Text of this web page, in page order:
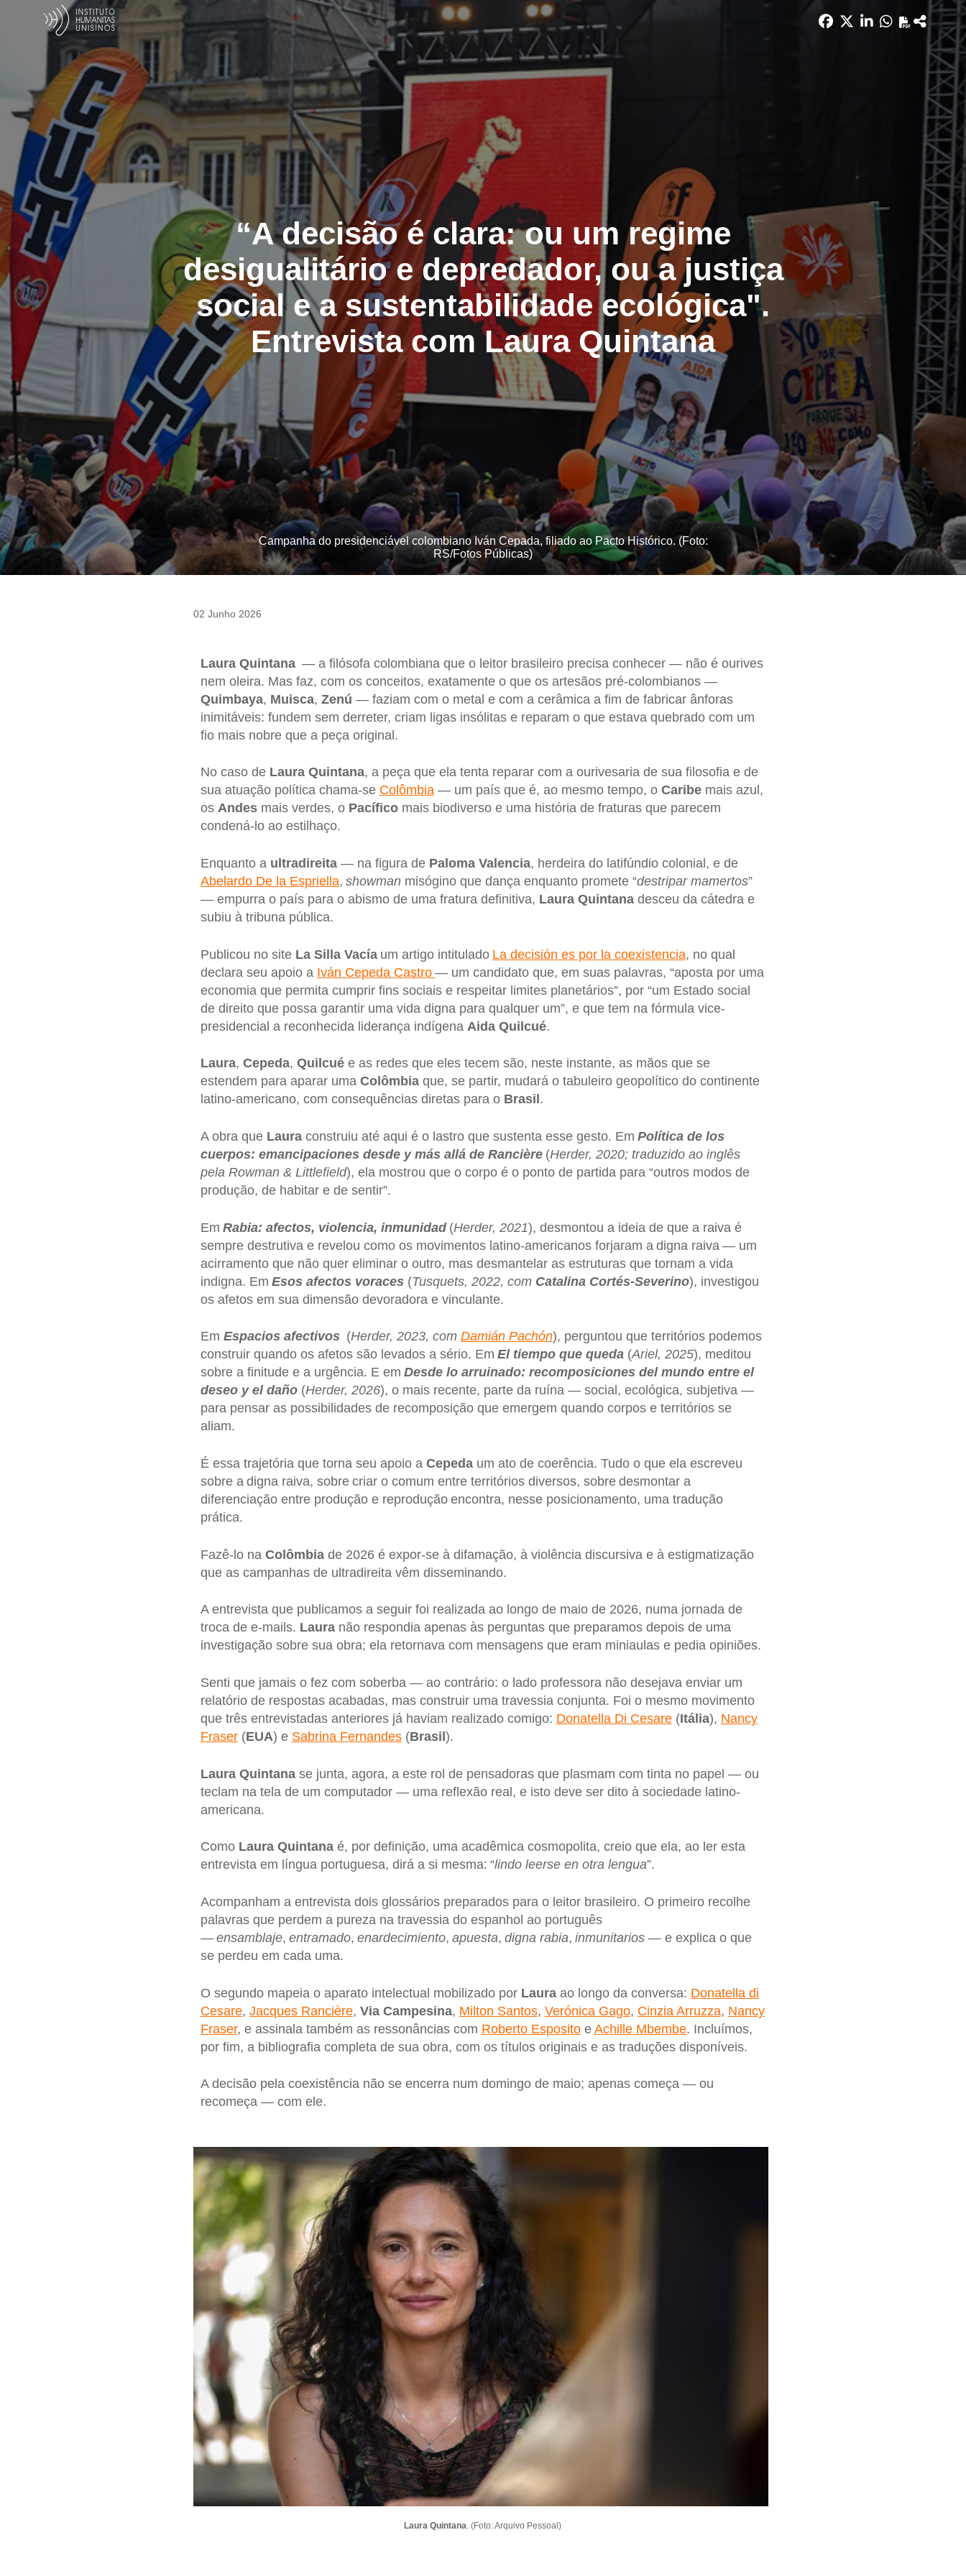
“A decisão é clara: ou um regime
desigualitário e depredador, ou a justiça
social e a sustentabilidade ecológica".
Entrevista com Laura Quintana
Campanha do presidenciável colombiano Iván Cepada, filiado ao Pacto Histórico. (Foto:
RS/Fotos Públicas)
02 Junho 2026
Laura Quintana— a filósofa colombiana que o leitor brasileiro precisa conhecer — não é ourives
nem oleira. Mas faz, com os conceitos, exatamente o que os artesãos pré-colombianos —
Quimbaya, Muisca, Zenú — faziam com o metal e com a cerâmica a fim de fabricar ânforas
inimitáveis: fundem sem derreter, criam ligas insólitas e reparam o que estava quebrado com um
fio mais nobre que a peça original.
No caso de Laura Quintana, a peça que ela tenta reparar com a ourivesaria de sua filosofia e de
sua atuação política chama-se Colômbia— um país que é, ao mesmo tempo, o Caribemais azul,
os Andesmais verdes, o Pacíficomais biodiverso e uma história de fraturas que parecem
condená-lo ao estilhaço.
Enquanto a ultradireita— na figura de Paloma Valencia, herdeira do latifúndio colonial, e de
Abelardo De la Espriella, showman misógino que dança enquanto promete “destripar mamertos”
— empurra o país para o abismo de uma fratura definitiva, Laura Quintanadesceu da cátedra e
subiu à tribuna pública.
Publicou no site La Silla Vacía um artigo intitulado La decisión es por la coexistencia, no qual
declara seu apoio a Iván Cepeda Castro — um candidato que, em suas palavras, “aposta por uma
economia que permita cumprir fins sociais e respeitar limites planetários”, por “um Estado social
de direito que possa garantir uma vida digna para qualquer um”, e que tem na fórmula vice-
presidencial a reconhecida liderança indígena Aida Quilcué.
Laura, Cepeda, Quilcuée as redes que eles tecem são, neste instante, as mãos que se
estendem para aparar uma Colômbiaque, se partir, mudará o tabuleiro geopolítico do continente
latino-americano, com consequências diretas para o Brasil .
A obra que Lauraconstruiu até aqui é o lastro que sustenta esse gesto. Em Política de los
cuerpos: emancipaciones desde y más allá de Rancière (Herder, 2020; traduzido ao inglês
pela Rowman & Littlefield), ela mostrou que o corpo é o ponto de partida para “outros modos de
produção, de habitar e de sentir”.
Em Rabia: afectos, violencia, inmunidad (Herder, 2021), desmontou a ideia de que a raiva é
sempre destrutiva e revelou como os movimentos latino-americanos forjaram a digna raiva — um
acirramento que não quer eliminar o outro, mas desmantelar as estruturas que tornam a vida
indigna. Em Esos afectos voraces (Tusquets, 2022, com Catalina Cortés-Severino), investigou
os afetos em sua dimensão devoradora e vinculante.
Em Espacios afectivos (Herder, 2023, com Damián Pachón), perguntou que territórios podemos
construir quando os afetos são levados a sério. Em El tiempo que queda(Ariel, 2025), meditou
sobre a finitude e a urgência. E em Desde lo arruinado: recomposiciones del mundo entre el
deseo y el daño (Herder, 2026), o mais recente, parte da ruína — social, ecológica, subjetiva —
para pensar as possibilidades de recomposição que emergem quando corpos e territórios se
aliam.
É essa trajetória que torna seu apoio a Cepedaum ato de coerência. Tudo o que ela escreveu
sobre a digna raiva, sobre criar o comum entre territórios diversos, sobre desmontar a
diferenciação entre produção e reprodução encontra, nesse posicionamento, uma tradução
prática.
Fazê-lo na Colômbiade 2026 é expor-se à difamação, à violência discursiva e à estigmatização
que as campanhas de ultradireita vêm disseminando.
A entrevista que publicamos a seguir foi realizada ao longo de maio de 2026, numa jornada de
troca de e-mails. Lauranão respondia apenas às perguntas que preparamos depois de uma
investigação sobre sua obra; ela retornava com mensagens que eram miniaulas e pedia opiniões.
Senti que jamais o fez com soberba — ao contrário: o lado professora não desejava enviar um
relatório de respostas acabadas, mas construir uma travessia conjunta. Foi o mesmo movimento
que três entrevistadas anteriores já haviam realizado comigo: Donatella Di Cesare(Itália), Nancy
Fraser(EUA) e Sabrina Fernandes(Brasil ).
Laura Quintanase junta, agora, a este rol de pensadoras que plasmam com tinta no papel — ou
teclam na tela de um computador — uma reflexão real, e isto deve ser dito à sociedade latino-
americana.
Como Laura Quintanaé, por definição, uma acadêmica cosmopolita, creio que ela, ao ler esta
entrevista em língua portuguesa, dirá a si mesma: “lindo leerse en otra lengua”.
Acompanham a entrevista dois glossários preparados para o leitor brasileiro. O primeiro recolhe
palavras que perdem a pureza na travessia do espanhol ao português
—ensamblaje, entramado, enardecimiento, apuesta, digna rabia, inmunitarios — e explica o que
se perdeu em cada uma.
O segundo mapeia o aparato intelectual mobilizado por Lauraao longo da conversa: Donatella di
Cesare, Jacques Rancière, Via Campesina, Milton Santos, Verónica Gago, Cinzia Arruzza, Nancy
Fraser, e assinala também as ressonâncias com Roberto Espositoe Achille Mbembe. Incluímos,
por fim, a bibliografia completa de sua obra, com os títulos originais e as traduções disponíveis.
A decisão pela coexistência não se encerra num domingo de maio; apenas começa — ou
recomeça — com ele.
Laura Quintana . (Foto: Arquivo Pessoal)